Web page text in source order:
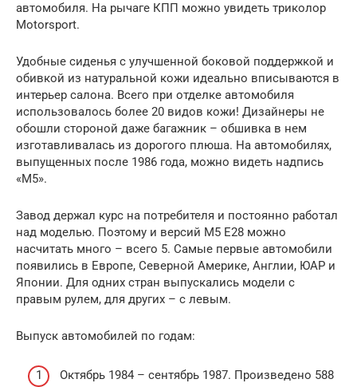
автомобиля. На рычаге КПП можно увидеть триколор
Motorsport.
Удобные сиденья с улучшенной боковой поддержкой и
обивкой из натуральной кожи идеально вписываются в
интерьер салона. Всего при отделке автомобиля
использовалось более 20 видов кожи! Дизайнеры не
обошли стороной даже багажник – обшивка в нем
изготавливалась из дорогого плюша. На автомобилях,
выпущенных после 1986 года, можно видеть надпись
«М5».
Завод держал курс на потребителя и постоянно работал
над моделью. Поэтому и версий M5 E28 можно
насчитать много – всего 5. Самые первые автомобили
появились в Европе, Северной Америке, Англии, ЮАР и
Японии. Для одних стран выпускались модели с
правым рулем, для других – с левым.
Выпуск автомобилей по годам:
Октябрь 1984 – сентябрь 1987. Произведено 588